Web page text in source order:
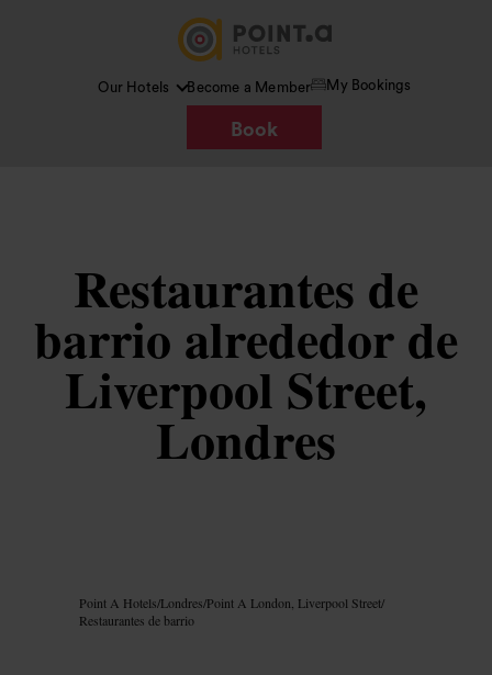
Our Hotels Become a Member My Bookings
Book
Restaurantes de
barrio alrededor de
Liverpool Street,
Londres
Point A Hotels/Londres/Point A London, Liverpool Street/
Restaurantes de barrio